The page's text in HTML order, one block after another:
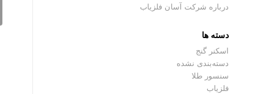
درباره شرکت آسان فلزیاب
دسته ها
اسکنر گنج
دسته‌بندی نشده
سنسور طلا
فلزیاب